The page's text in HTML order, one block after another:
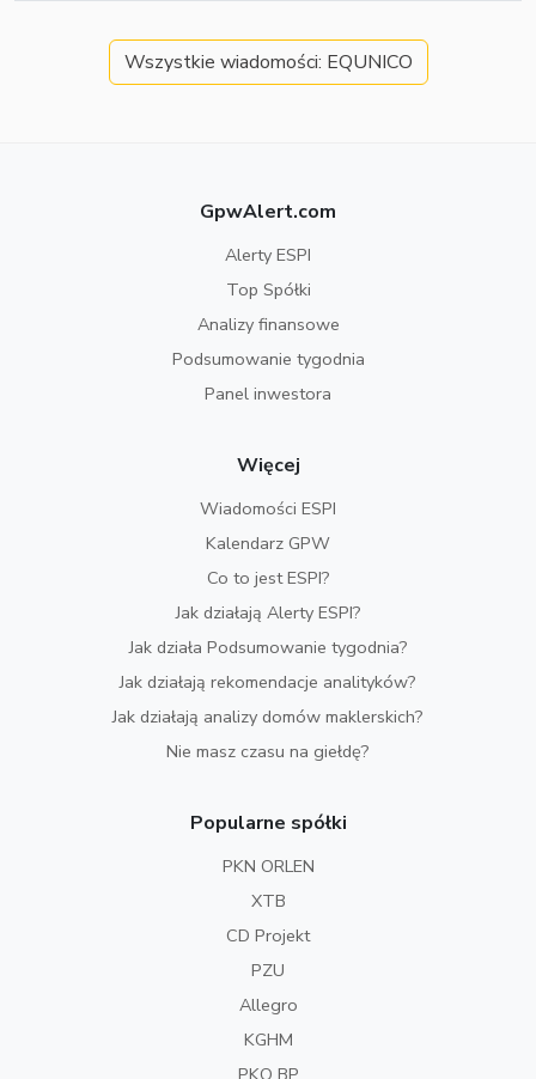
Wszystkie wiadomości: EQUNICO
GpwAlert.com
Alerty ESPI
Top Spółki
Analizy finansowe
Podsumowanie tygodnia
Panel inwestora
Więcej
Wiadomości ESPI
Kalendarz GPW
Co to jest ESPI?
Jak działają Alerty ESPI?
Jak działa Podsumowanie tygodnia?
Jak działają rekomendacje analityków?
Jak działają analizy domów maklerskich?
Nie masz czasu na giełdę?
Popularne spółki
PKN ORLEN
XTB
CD Projekt
PZU
Allegro
KGHM
PKO BP